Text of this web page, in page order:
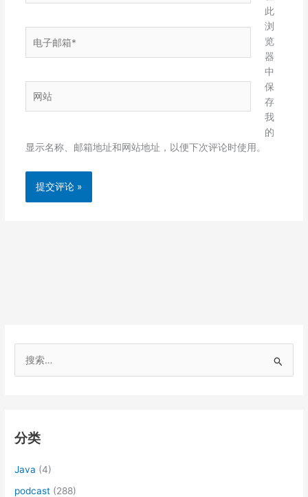
子
箱
站
此
浏
览
器
中
保
存
我
的
显示名称、邮箱地址和网站地址，以便下次评论时使用。
分类
Java (4)
podcast (288)